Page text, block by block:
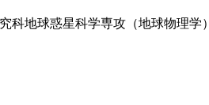
科地球惑星科学専攻（地球物理学）